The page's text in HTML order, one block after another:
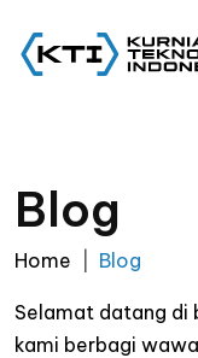
Blog
Home Blog
Selamat datang di
kami berbagi